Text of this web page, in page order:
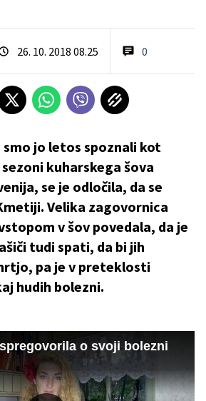
26. 10. 2018 08.25 0
smo jo letos spoznali kot
kuharskega šova
se je odločila, da se
Velika zagovornica
v šov povedala, da je
tudi spati, da bi jih
pa je v preteklosti
hudih bolezni.
o svoji bolezni